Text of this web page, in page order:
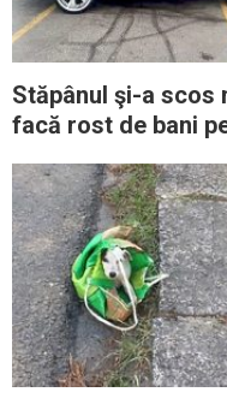
Stăpânul şi-a scos
facă rost de bani